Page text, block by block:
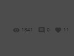
1841 0 11